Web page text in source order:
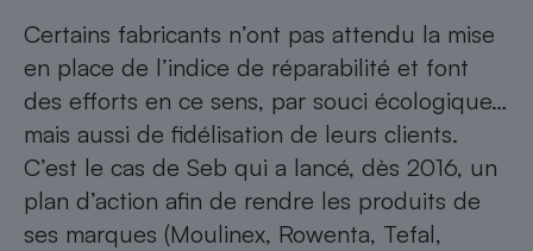
Certains fabricants n’ont pas attendu la mise
en place de l’indice de réparabilité et font
des efforts en ce sens, par souci écologique…
mais aussi de fidélisation de leurs clients.
C’est le cas de Seb qui a lancé, dès 2016, un
plan d’action afin de rendre les produits de
ses marques (Moulinex, Rowenta, Tefal,